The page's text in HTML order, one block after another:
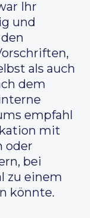
Ihr
und
als auch
dem
empfahl
mit
oder
bei
zu einem
könnte.